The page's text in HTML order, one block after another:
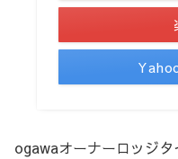
ogawaオーナーロッジ